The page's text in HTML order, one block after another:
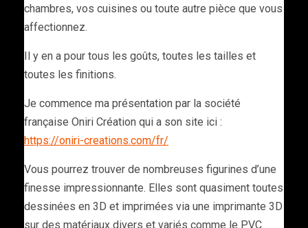
chambres, vos cuisines ou toute autre pièce que vous
affectionnez.
Il y en a pour tous les goûts, toutes les tailles et
toutes les finitions.
Je commence ma présentation par la société
française Oniri Création qui a son site ici :
https://oniri-creations.com/fr/
Vous pourrez trouver de nombreuses figurines d’une
finesse impressionnante. Elles sont quasiment toutes
dessinées en 3D et imprimées via une imprimante 3D
sur des matériaux divers et variés comme le PVC.